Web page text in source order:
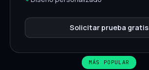
Solicitar prueba gratis
MÁS POPULAR